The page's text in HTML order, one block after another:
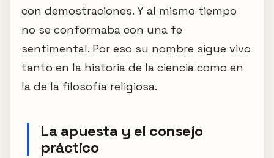
con demostraciones. Y al mismo tiempo
no se conformaba con una fe
sentimental. Por eso su nombre sigue vivo
tanto en la historia de la ciencia como en
la de la filosofía religiosa.
La apuesta y el consejo
práctico